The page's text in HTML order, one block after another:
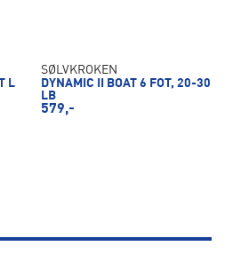
L
SØLVKROKEN
DYNAMIC II BOAT 6 FOT, 20-30
LB
579,-